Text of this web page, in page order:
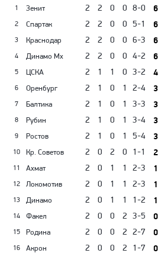
1
Зенит 2 2 0 0 8-0 6
2 Спартак 2 2 0 0 5-1 6
3 Краснодар 2 2 0 0 6-3 6
4 Динамо Мх 2 2 0 0 4-2 6
5 ЦСКА 2 1 1 0 3-2 4
6 Оренбург 2 1 0 1 2-4 3
7 Балтика 2 1 0 1 3-3 3
8 Рубин 2 1 0 1 3-4 3
9 Ростов 2 1 0 1 5-4 3
10 Кр. Советов 2 0 2 0 1-1 2
11 Ахмат 2 0 1 1 2-3 1
12 Локомотив 2 0 1 1 2-3 1
13 Динамо 2 0 1 1 1-2 1
14 Факел 2 0 0 2 3-5 0
15 Родина 2 0 0 2 2-7 0
16 Акрон 2 0 0 2 1-7 0